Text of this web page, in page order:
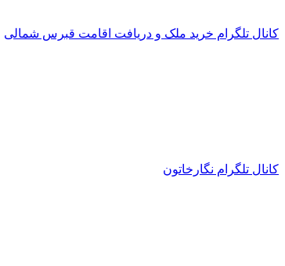
کانال تلگرام خرید ملک و دریافت اقامت قبرس شمالى
کانال تلگرام نگارخاتون